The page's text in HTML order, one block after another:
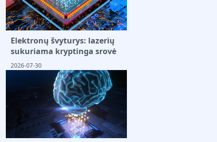
Elektronų švyturys: lazerių
sukuriama kryptinga srovė
2026-07-30